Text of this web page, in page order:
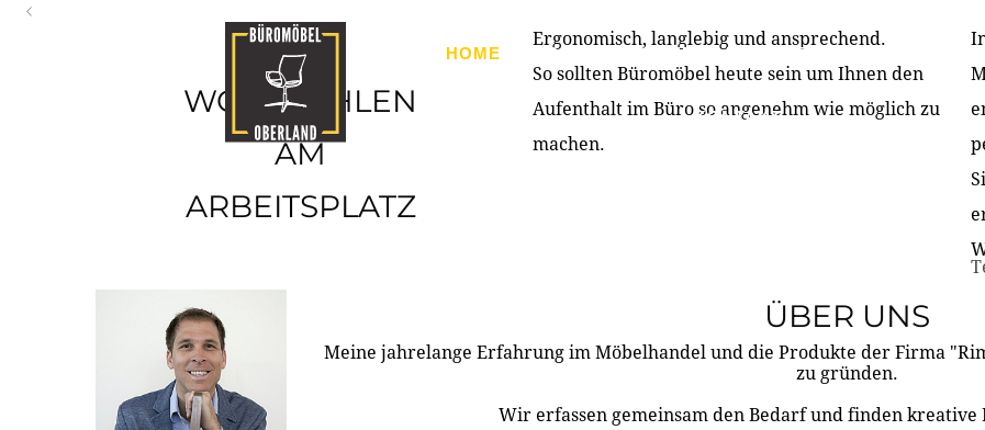
HOME PRODUKTE ÜBER UNS PARTNER &
KONTAKT
WOHLFÜHLEN
AM
ARBEITSPLATZ
Ergonomisch, langlebig und ansprechend.
So sollten Büromöbel heute sein um Ihnen den
Aufenthalt im Büro so angenehm wie möglich zu
machen.
ÜBER UNS
Meine jahrelange Erfahrung im Möbelhandel und die Produkte der Firma
zu gründen.
Wir erfassen gemeinsam den Bedarf und finden